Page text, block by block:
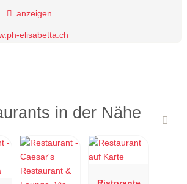
anzeigen
elisabetta.ch
in der Nähe